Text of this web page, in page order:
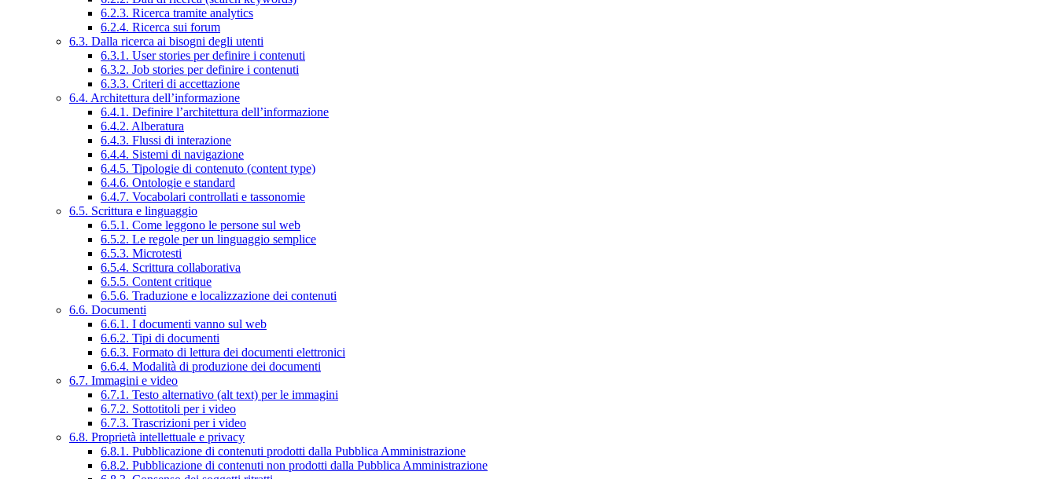
6.2.3. Ricerca tramite analytics
6.2.4. Ricerca sui forum
6.3. Dalla ricerca ai bisogni degli utenti
6.3.1. User stories per definire i contenuti
6.3.2. Job stories per definire i contenuti
6.3.3. Criteri di accettazione
6.4. Architettura dell’informazione
6.4.1. Definire l’architettura dell’informazione
6.4.2. Alberatura
6.4.3. Flussi di interazione
6.4.4. Sistemi di navigazione
6.4.5. Tipologie di contenuto (content type)
6.4.6. Ontologie e standard
6.4.7. Vocabolari controllati e tassonomie
6.5. Scrittura e linguaggio
6.5.1. Come leggono le persone sul web
6.5.2. Le regole per un linguaggio semplice
6.5.3. Microtesti
6.5.4. Scrittura collaborativa
6.5.5. Content critique
6.5.6. Traduzione e localizzazione dei contenuti
6.6. Documenti
6.6.1. I documenti vanno sul web
6.6.2. Tipi di documenti
6.6.3. Formato di lettura dei documenti elettronici
6.6.4. Modalità di produzione dei documenti
6.7. Immagini e video
6.7.1. Testo alternativo (alt text) per le immagini
6.7.2. Sottotitoli per i video
6.7.3. Trascrizioni per i video
6.8. Proprietà intellettuale e privacy
6.8.1. Pubblicazione di contenuti prodotti dalla Pubblica Amministrazione
6.8.2. Pubblicazione di contenuti non prodotti dalla Pubblica Amministrazione